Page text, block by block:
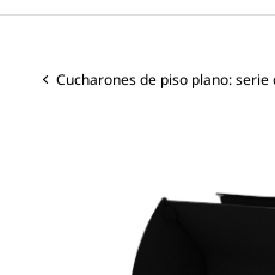
Cucharones de piso plano: